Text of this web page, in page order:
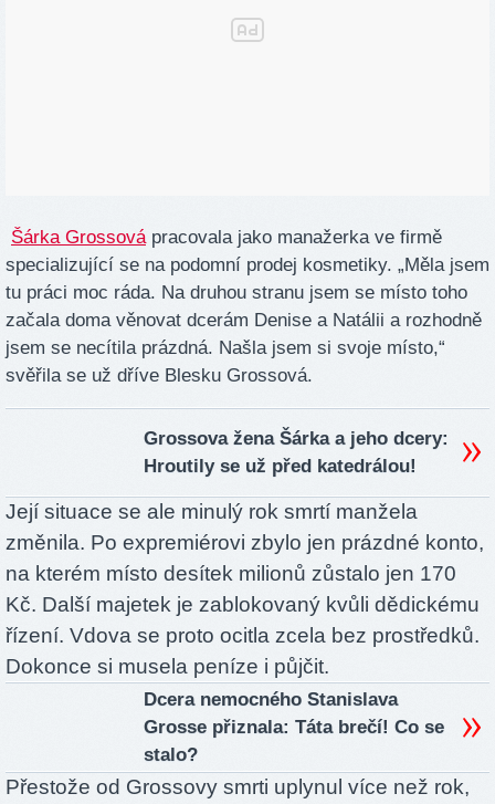
Šárka Grossovápracovala jako manažerka ve firmě
specializující se na podomní prodej kosmetiky. „Měla jsem
tu práci moc ráda. Na druhou stranu jsem se místo toho
začala doma věnovat dcerám Denise a Natálii a rozhodně
jsem se necítila prázdná. Našla jsem si svoje místo,“
svěřila se už dříve Blesku Grossová.
Grossova žena Šárka a jeho dcery:
Hroutily se už před katedrálou!
Její situace se ale minulý rok smrtí manžela
změnila. Po expremiérovi zbylo jen prázdné konto,
na kterém místo desítek milionů zůstalo jen 170
Kč. Další majetek je zablokovaný kvůli dědickému
řízení. Vdova se proto ocitla zcela bez prostředků.
Dokonce si musela peníze i půjčit.
Dcera nemocného Stanislava
Grosse přiznala: Táta brečí! Co se
stalo?
Přestože od Grossovy smrti uplynul více než rok,